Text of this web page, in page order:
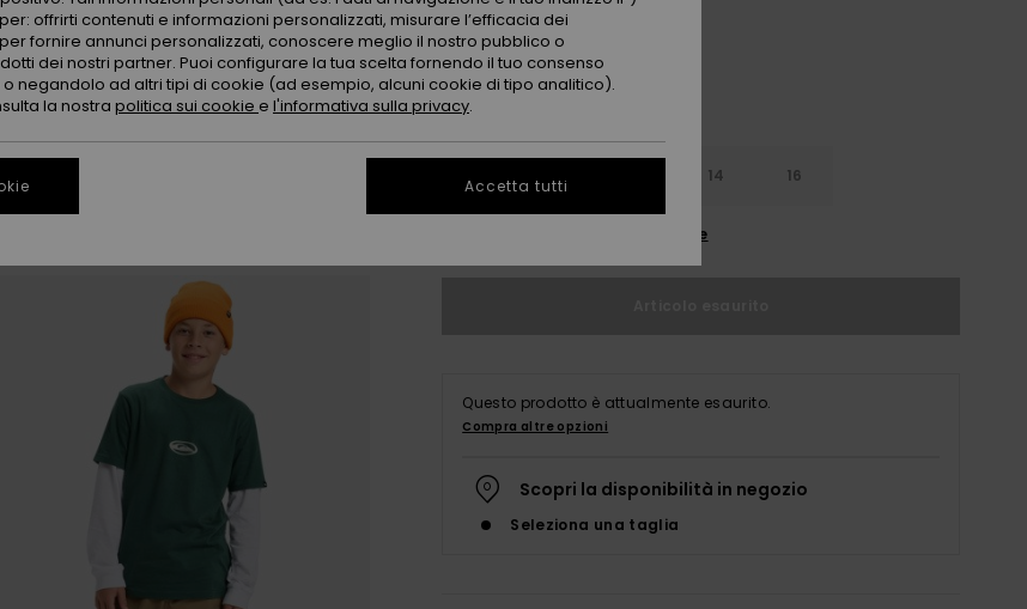
14 16
Consulta la guida alle taglie
Questo prodotto è attualmente esaurito.
Compra altre opzioni
Scopri la disponibilità in negozio
Seleziona una taglia
offrirti contenuti e informazioni personalizzati, misurare l’efficacia dei
fornire annunci personalizzati, conoscere meglio il nostro pubblico o
dei nostri partner. Puoi configurare la tua scelta fornendo il tuo consenso
o negandolo ad altri tipi di cookie (ad esempio, alcuni cookie di tipo analitico).
la nostra politica sui cookie e l'informativa sulla privacy.
Accetta tutti